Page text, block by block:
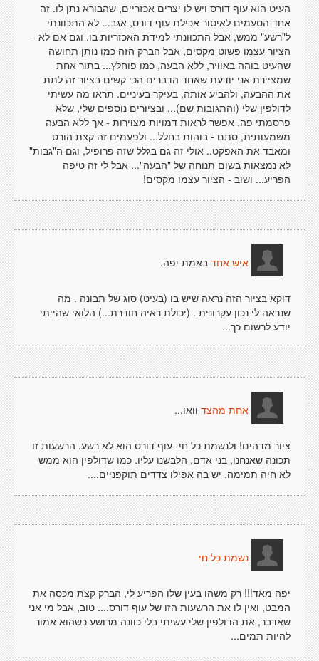
העיט הוא עוף דורס ויש לו יצרים אכזריים, שהבורא נתן לו. זה
אחד הטעמים לאיסור אכילת עוף דורס, אגב... לא התכוונתי
ל"רשע" ממש, אבל התכוונתי למידת האכזריות בו. וגם אם לא -
הציור עצמו פשוט מקסים, אבל הברק הזה כמו נותן תחושה
שהעיט בוהה באוויר, ללא הבעה, כמו פוחלץ... בתור אחת
שמציירת אני יודעת שאחד הדברים הכי קשים בציור זה לתת
את ההבעה, ולהביע אותה, בעיקר בעיניים. תראו מה עשיתי
לדולפין שלי (והתגובות שם)... ובציורים נוספים שלי, שלא
פרסמתי פה, אפשר לראות דמויות מצוירות - אך ללא הבעה
משמעותית, סתם - בוהות בחלל... ולפעמים זה קצת הורס
ומאבד את האפקט.. אולי זה גם בגלל שזה פרופיל, וגם ה"גבות"
לא נמצאות בשום תנוחה של "הבעה"... אבל לי זה טיפה
הפריע... ושוב - הציור עצמו מקסים!
איש אחד באמת יפה.
דוקא בציור הזה נראה שיש בו (בעיט) סוג של תבונה . מה
שנראה לי נכון עקרונית . (יכולת ראיה חודרת...) הלואי שהייתי
יודע לרשום כך...
אחת מהצד וואו...
ציור מדהים! ולנשמת כל חי- עוף דורס הוא לא רשע. הרשעות זו
תכונה שאנחנו, בני אדם, הלבשנו עליו. כמו שדולפין הוא ממש
לא חיה תמימה. יש בה אפילו צדדים תוקפניים....
נשמת כל חי
יפה מאד!!! רק משהו בעין שלו הפריע לי, הברק קצת מכסה את
המבט, ואין לו את הרשעות הזו של עוף דורס.... טוב, אבל מי אני
שאדבר, את הדולפין שלי עשיתי בלי כוונה מרושע כשהוא אמור
להיות תמים...